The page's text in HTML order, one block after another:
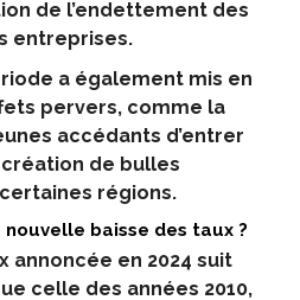
de l’endettement des
entreprises.
a également mis en
pervers, comme la
accédants d’entrer
de bulles
régions.
baisse des taux ?
annoncée en 2024 suit
celle des années 2010,